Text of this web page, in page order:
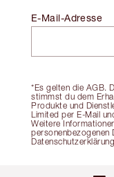
*Es gelten die AGB.
stimmst du dem
Produkte und
Limited per E-Mail
Weitere
personenbezogenen
E-Mail-Adresse